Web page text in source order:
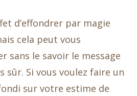
d’effondrer par magie
cela peut vous
sans le savoir le message
sûr. Si vous voulez faire un
sur votre estime de